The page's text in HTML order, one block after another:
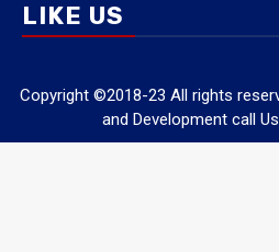
LIKE US
Copyright ©2018-23 All rights
and Development call